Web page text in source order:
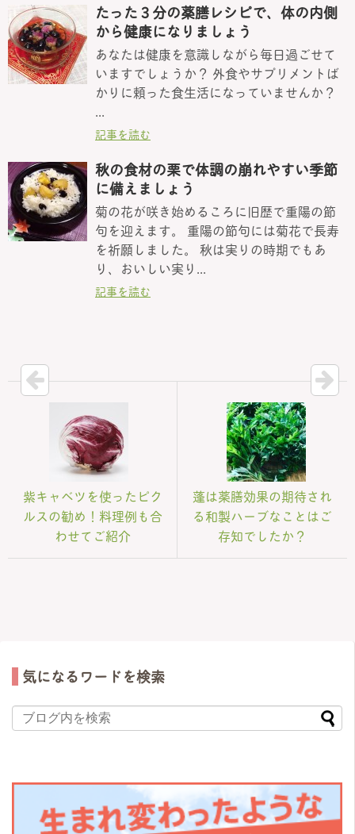
たった３分の薬膳レシピで、体の内側
から健康になりましょう
あなたは健康を意識しながら毎日過ごせて
いますでしょうか？ 外食やサプリメントば
かりに頼った食生活になっていませんか？
...
記事を読む
秋の食材の栗で体調の崩れやすい季節
に備えましょう
菊の花が咲き始めるころに旧歴で重陽の節
句を迎えます。 重陽の節句には菊花で長寿
を祈願しました。 秋は実りの時期でもあ
り、おいしい実り...
記事を読む
紫キャベツを使ったピク
ルスの勧め！料理例も合
わせてご紹介
蓬は薬膳効果の期待され
る和製ハーブなことはご
存知でしたか？
気になるワードを検索